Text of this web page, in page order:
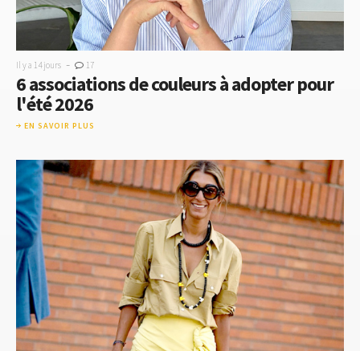
Il y a 14 jours - 17
6 associations de couleurs à adopter pour
l'été 2026
EN SAVOIR PLUS